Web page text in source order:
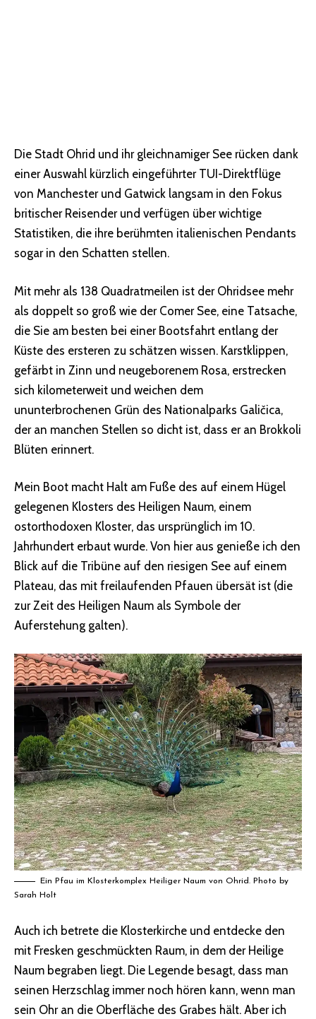
Die Stadt Ohrid und ihr gleichnamiger See rücken dank
einer Auswahl kürzlich eingeführter TUI-Direktflüge
von Manchester und Gatwick langsam in den Fokus
britischer Reisender und verfügen über wichtige
Statistiken, die ihre berühmten italienischen Pendants
sogar in den Schatten stellen.
Mit mehr als 138 Quadratmeilen ist der Ohridsee mehr
als doppelt so groß wie der Comer See, eine Tatsache,
die Sie am besten bei einer Bootsfahrt entlang der
Küste des ersteren zu schätzen wissen. Karstklippen,
gefärbt in Zinn und neugeborenem Rosa, erstrecken
sich kilometerweit und weichen dem
ununterbrochenen Grün des Nationalparks Galičica,
der an manchen Stellen so dicht ist, dass er an Brokkoli
Blüten erinnert.
Mein Boot macht Halt am Fuße des auf einem Hügel
gelegenen Klosters des Heiligen Naum, einem
ostorthodoxen Kloster, das ursprünglich im 10.
Jahrhundert erbaut wurde. Von hier aus genieße ich den
Blick auf die Tribüne auf den riesigen See auf einem
Plateau, das mit freilaufenden Pfauen übersät ist (die
zur Zeit des Heiligen Naum als Symbole der
Auferstehung galten).
Ein Pfau im Klosterkomplex Heiliger Naum von Ohrid. Photo by
Sarah Holt
Auch ich betrete die Klosterkirche und entdecke den
mit Fresken geschmückten Raum, in dem der Heilige
Naum begraben liegt. Die Legende besagt, dass man
seinen Herzschlag immer noch hören kann, wenn man
sein Ohr an die Oberfläche des Grabes hält. Aber ich